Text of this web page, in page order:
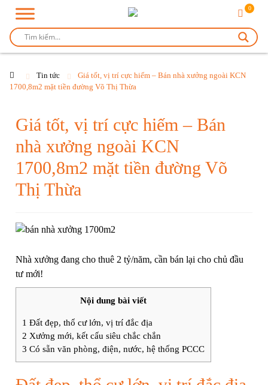
0
Tin tức
Giá tốt, vị trí cực hiếm – Bán nhà xưởng ngoài KCN
1700,8m2 mặt tiền đường Võ Thị Thừa
Giá tốt, vị trí cực hiếm – Bán
nhà xưởng ngoài KCN
1700,8m2 mặt tiền đường Võ
Thị Thừa
Nhà xưởng đang cho thuê 2 tỷ/năm, cần bán lại cho chủ đầu
tư mới!
Nội dung bài viết
1 Đất đẹp, thổ cư lớn, vị trí đắc địa
2 Xưởng mới, kết cấu siêu chắc chắn
3 Có sẵn văn phòng, điện, nước, hệ thống PCCC